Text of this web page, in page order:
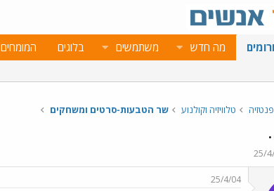
מה חדש משתמשים בלוגים המומחים
טלוויזיה וקולנוע שר הטבעות-סרטים ומשחקים
25/
25/4/04